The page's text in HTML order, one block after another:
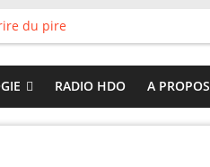
du pire
loops !
RADIO HDO A PROPOS